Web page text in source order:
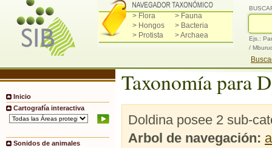
> Flora
> Fauna
> Hongos
> Bacteria
> Protista
> Archaea
Ejs.:
/
Inicio
Cartografía interactiva
Sonidos de animales
Taxonomía para
Doldina posee 2 sub-
Arbol de navegación: